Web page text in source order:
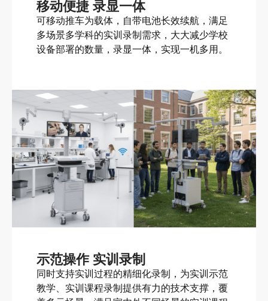
移动便捷 录显一体
可移动推车为载体，自带电池长效续航，满足
多场景多学科的实训录制需求，大大减少学校
设备部署的数量，录显一体，实现一机多用。
示范操作 实训录制
同时支持实训过程的精细化录制，为实训示范
教学、实训课程录制提供有力的技术支撑，覆